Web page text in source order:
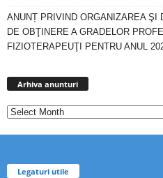
ANUNȚ PRIVIND ORGANIZAREA ŞI
DE OBŢINERE A GRADELOR
FIZIOTERAPEUŢI PENTRU ANUL
Arhiva anunturi
Legaturi utile